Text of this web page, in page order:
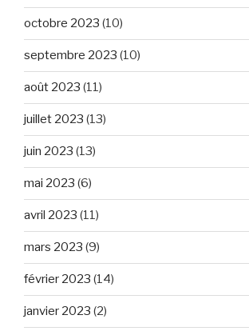
octobre 2023 (10)
septembre 2023 (10)
août 2023 (11)
juillet 2023 (13)
juin 2023 (13)
mai 2023 (6)
avril 2023 (11)
mars 2023 (9)
février 2023 (14)
janvier 2023 (2)